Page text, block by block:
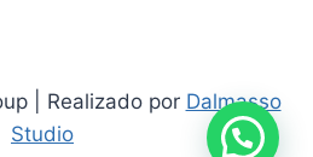
| Realizado por Dalmasso
Studioayudarte?